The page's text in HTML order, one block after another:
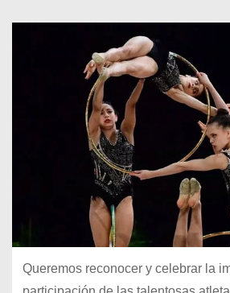
Queremos reconocer y celebrar la